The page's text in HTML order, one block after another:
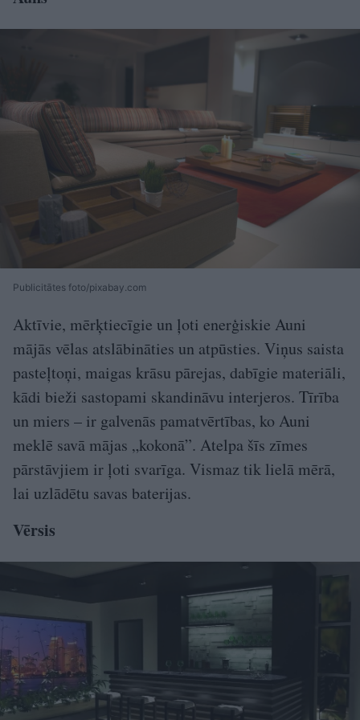
Publicitātes foto/pixabay.com
Aktīvie, mērķtiecīgie un ļoti enerģiskie Auni
mājās vēlas atslābināties un atpūsties. Viņus saista
pasteļtoņi, maigas krāsu pārejas, dabīgie materiāli,
kādi bieži sastopami skandināvu interjeros. Tīrība
un miers – ir galvenās pamatvērtības, ko Auni
meklē savā mājas „kokonā”. Atelpa šīs zīmes
pārstāvjiem ir ļoti svarīga. Vismaz tik lielā mērā,
lai uzlādētu savas baterijas.
Vērsis